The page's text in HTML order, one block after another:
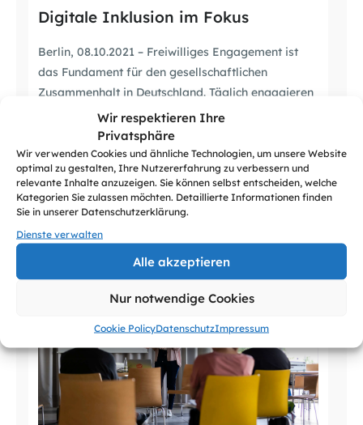
Wir respektieren Ihre
Privatsphäre
Wir verwenden Cookies und ähnliche Technologien, um unsere Website
optimal zu gestalten, Ihre Nutzererfahrung zu verbessern und
relevante Inhalte anzuzeigen. Sie können selbst entscheiden, welche
Kategorien Sie zulassen möchten. Detaillierte Informationen finden
Sie in unserer Datenschutzerklärung.
Dienste verwalten
Alle akzeptieren
Nur notwendige Cookies
Cookie PolicyDatenschutzImpressum
Digitale Inklusion im Fokus
Berlin, 08.10.2021 – Freiwilliges Engagement ist
das Fundament für den gesellschaftlichen
Zusammenhalt in Deutschland. Täglich engagieren
sich Millionen von Bürger:innen in Vereinen,
Stiftungen und nachbarschaftlichen Netzwerken
und leisten so einen unverzichtbaren Beitrag für
andere Menschen. Dieses Ehrenamt macht die
Digitale Woche als bundesweite Festival des
digitalen Engagements jedes Jahr sichtbar und
unterstützt Engagierte, digitale Medien und […]